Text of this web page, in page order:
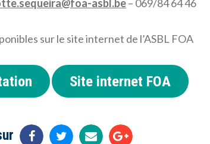
asbl.be– 069/84 64 46
sur le site internet de l’ASBL FOA
Site internet FOA